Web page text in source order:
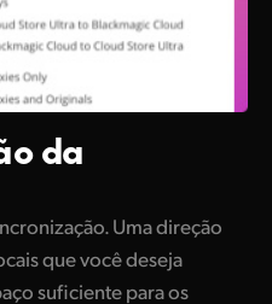
da
Uma direção
que você deseja
suficiente para os